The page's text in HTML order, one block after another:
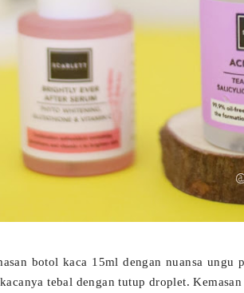
botol kaca 15ml dengan nuansa ungu
tebal dengan tutup droplet.